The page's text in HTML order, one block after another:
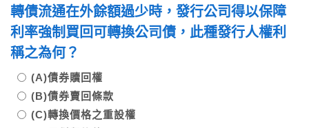
轉債流通在外餘額過少時，發行公司得以保障
利率強制買回可轉換公司債，此種發行人權利
稱之為何？
(A)債券贖回權
(B)債券賣回條款
(C)轉換價格之重設權